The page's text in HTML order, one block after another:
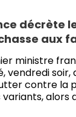
décrète
aux
ministre
vendredi soir,
contre la
variants, alors